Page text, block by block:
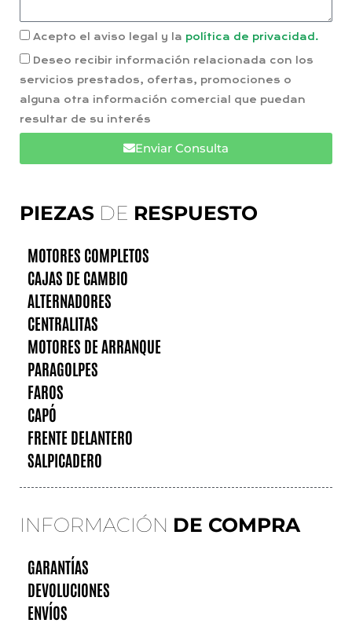
PIEZAS DE RESPUESTO
MOTORES COMPLETOS
CAJAS DE CAMBIO
ALTERNADORES
CENTRALITAS
MOTORES DE ARRANQUE
PARAGOLPES
FAROS
CAPÓ
FRENTE DELANTERO
SALPICADERO
INFORMACIÓN DE COMPRA
GARANTÍAS
DEVOLUCIONES
ENVÍOS
Acepto el aviso legal y la política de privacidad.
Deseo recibir información relacionada con los
servicios prestados, ofertas, promociones o
alguna otra información comercial que puedan
resultar de su interés
Enviar Consulta